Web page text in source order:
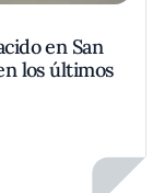
en San
los últimos